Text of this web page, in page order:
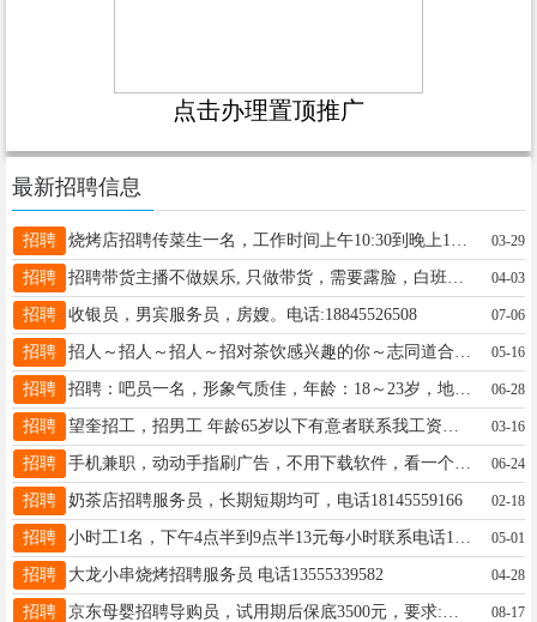
点击办理置顶推广
最新招聘信息
招聘 03-29
招聘 04-03
招聘 收银员，男宾服务员，房嫂。电话:18845526508 07-06
招聘 05-16
招聘 招聘：吧员一名，形象气质佳，年龄：18～23岁，地址：大医院南三好想来台球俱乐部，电话：18944558862 06-28
招聘 03-16
招聘 06-24
招聘 奶茶店招聘服务员，长期短期均可，电话18145559166 02-18
招聘 05-01
招聘 大龙小串烧烤招聘服务员 电话13555339582 04-28
招聘 08-17